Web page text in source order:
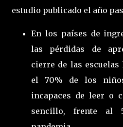
estudio publicado el año
En los países de
las pérdidas de
cierre de las escuelas
el 70% de los
incapaces de leer o
sencillo, frente al